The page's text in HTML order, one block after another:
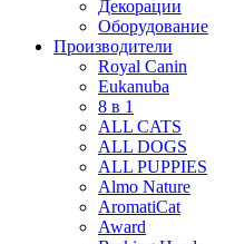
Декорации
Оборудование
Производители
Royal Canin
Eukanuba
8 в 1
ALL CATS
ALL DOGS
ALL PUPPIES
Almo Nature
AromatiCat
Award